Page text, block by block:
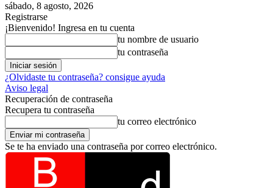
sábado, 8 agosto, 2026
Registrarse
¡Bienvenido! Ingresa en tu cuenta
tu nombre de usuario
tu contraseña
¿Olvidaste tu contraseña? consigue ayuda
Aviso legal
Recuperación de contraseña
Recupera tu contraseña
tu correo electrónico
Se te ha enviado una contraseña por correo electrónico.